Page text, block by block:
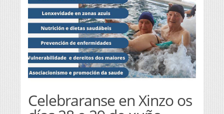
Celebraranse en Xinzo os